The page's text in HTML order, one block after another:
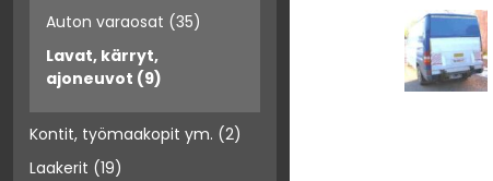
Auton varaosat (35)
Lavat, kärryt,
ajoneuvot (9)
Kontit, työmaakopit ym. (2)
Laakerit (19)